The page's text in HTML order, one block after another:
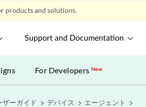
products and solutions.
Support and Documentation
For DevelopersNew
ーガイド デバイス エージェント